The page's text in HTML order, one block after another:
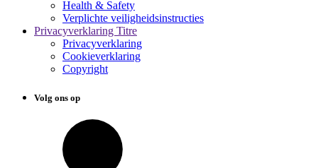
Health & Safety
Verplichte veiligheidsinstructies
Privacyverklaring Titre
Privacyverklaring
Cookieverklaring
Copyright
Volg ons op